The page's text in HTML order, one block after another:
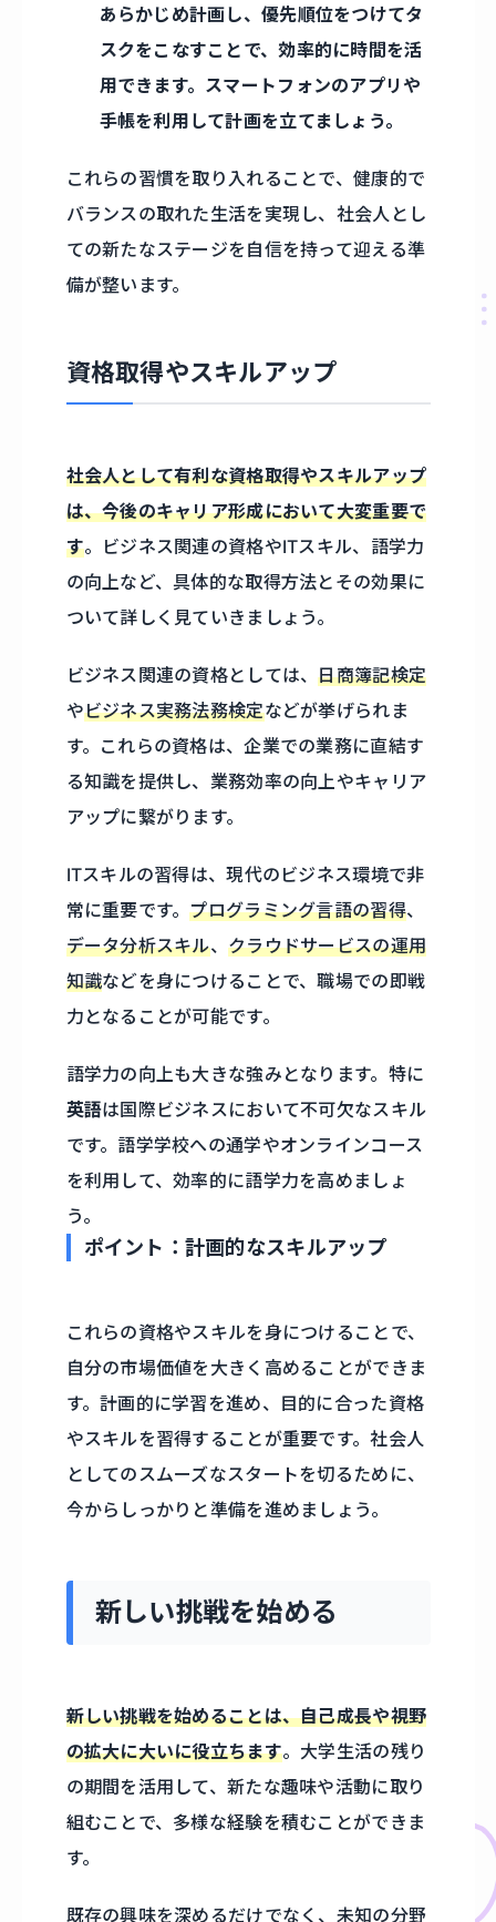
あらかじめ計画し、優先順位をつけてタ
スクをこなすことで、効率的に時間を活
用できます。スマートフォンのアプリや
手帳を利用して計画を立てましょう。
これらの習慣を取り入れることで、健康的で
バランスの取れた生活を実現し、社会人とし
ての新たなステージを自信を持って迎える準
備が整います。
資格取得やスキルアップ
社会人として有利な資格取得やスキルアップ
は、今後のキャリア形成において大変重要で
す。ビジネス関連の資格やITスキル、語学力
の向上など、具体的な取得方法とその効果に
ついて詳しく見ていきましょう。
ビジネス関連の資格としては、日商簿記検定
やビジネス実務法務検定などが挙げられま
す。これらの資格は、企業での業務に直結す
る知識を提供し、業務効率の向上やキャリア
アップに繋がります。
ITスキルの習得は、現代のビジネス環境で非
常に重要です。プログラミング言語の習得、
データ分析スキル、クラウドサービスの運用
知識などを身につけることで、職場での即戦
力となることが可能です。
語学力の向上も大きな強みとなります。特に
英語は国際ビジネスにおいて不可欠なスキル
です。語学学校への通学やオンラインコース
を利用して、効率的に語学力を高めましょ
う。
ポイント：計画的なスキルアップ
これらの資格やスキルを身につけることで、
自分の市場価値を大きく高めることができま
す。計画的に学習を進め、目的に合った資格
やスキルを習得することが重要です。社会人
としてのスムーズなスタートを切るために、
今からしっかりと準備を進めましょう。
新しい挑戦を始める
新しい挑戦を始めることは、自己成長や視野
の拡大に大いに役立ちます。大学生活の残り
の期間を活用して、新たな趣味や活動に取り
組むことで、多様な経験を積むことができま
す。
既存の興味を深めるだけでなく、未知の分野